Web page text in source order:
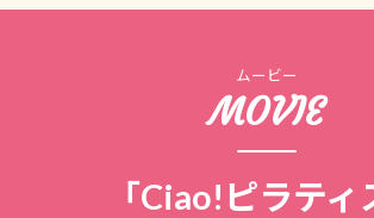
ムービー
MOVIE
「Ciao!ピラティ